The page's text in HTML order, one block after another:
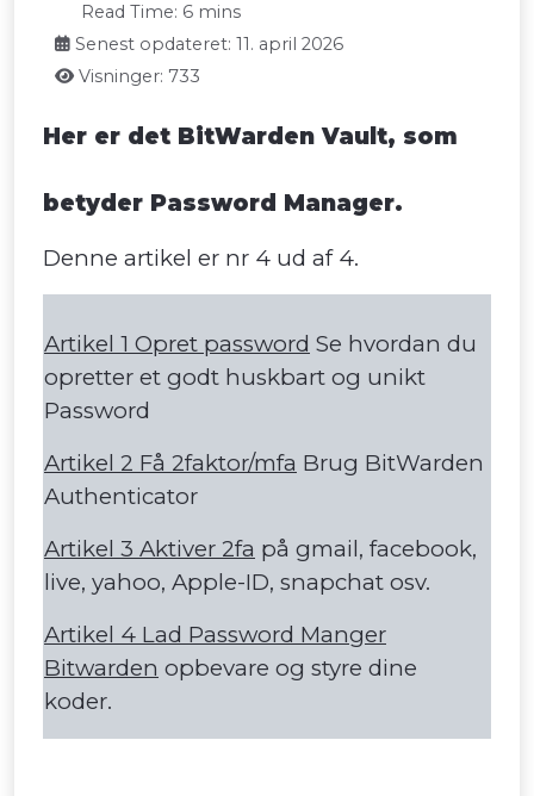
Read Time: 6 mins
Senest opdateret: 11. april 2026
Visninger: 733
Her er det BitWarden Vault, som
betyder Password Manager.
Denne artikel er nr 4 ud af 4.
Artikel 1 Opret password Se hvordan du
opretter et godt huskbart og unikt
Password
Artikel 2 Få 2faktor/mfa Brug BitWarden
Authenticator
Artikel 3 Aktiver 2fa på gmail, facebook,
live, yahoo, Apple-ID, snapchat osv.
Artikel 4 Lad Password Manger
Bitwarden opbevare og styre dine
koder.